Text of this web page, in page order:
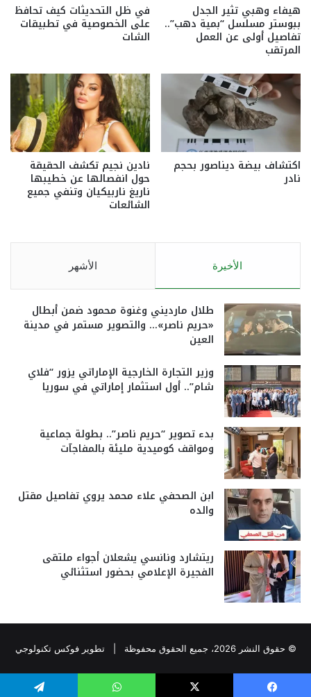
هيفاء وهبي تثير الجدل
ببوستر مسلسل “بمية دهب”..
تفاصيل أولى عن العمل
المرتقب
في ظل التحديثات كيف تحافظ
على الخصوصية في تطبيقات
الشات
اكتشاف بيضة ديناصور بحجم
نادر
نادين نجيم تكشف الحقيقة
حول انفصالها عن خطيبها
ناريغ ناربيكيان وتنفي جميع
الشائعات
الأخيرة الأشهر
طلال مارديني وغنوة محمود ضمن أبطال
«حريم ناصر»… والتصوير مستمر في مدينة
العين
وزير التجارة الخارجية الإماراتي يزور “فلاي
شام”.. أول استثمار إماراتي في سوريا
بدء تصوير “حريم ناصر”.. بطولة جماعية
ومواقف كوميدية مليئة بالمفاجآت
ابن الصحفي علاء محمد يروي تفاصيل مقتل
والده
ريتشارد ونانسي يشعلان أجواء ملتقى
الفجيرة الإعلامي بحضور استثنائي
© حقوق النشر 2026، جميع الحقوق محفوظة | تطوير فوكس تكنولوجي